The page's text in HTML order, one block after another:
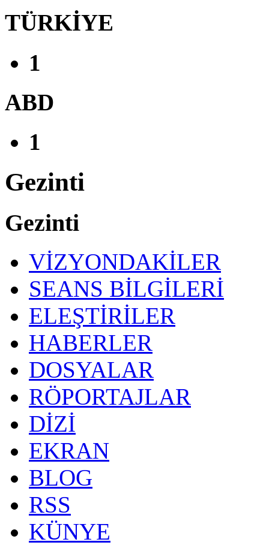
TÜRKİYE
1
ABD
1
Gezinti
Gezinti
VİZYONDAKİLER
SEANS BİLGİLERİ
ELEŞTİRİLER
HABERLER
DOSYALAR
RÖPORTAJLAR
DİZİ
EKRAN
BLOG
RSS
KÜNYE